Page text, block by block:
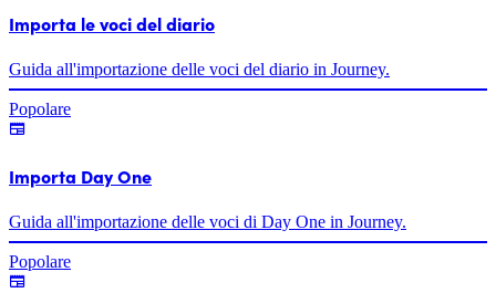
Importa le voci del diario
Guida all'importazione delle voci del diario in Journey.
Popolare
Importa Day One
Guida all'importazione delle voci di Day One in Journey.
Popolare